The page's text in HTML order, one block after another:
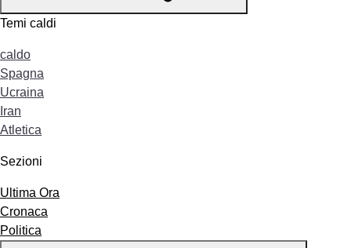
Temi caldi
caldo
Spagna
Ucraina
Iran
Atletica
Sezioni
Ultima Ora
Cronaca
Politica